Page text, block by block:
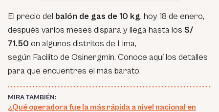
El precio del balón de gas de 10 kg, hoy 18 de enero,
después varios meses dispara y llega hasta los S/
71.50 en algunos distritos de Lima,
según Facilito de Osinergmin. Conoce aquí los detalles
para que encuentres el más barato.
MIRA TAMBIÉN:
¿Qué operadora fue la más rápida a nivel nacional en